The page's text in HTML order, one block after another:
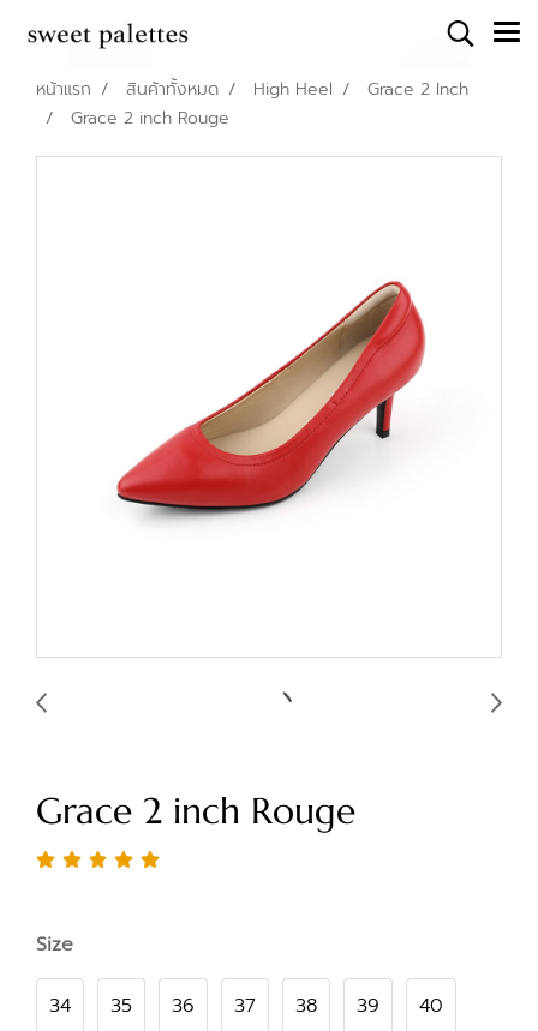
หน้าแรก สินค้าทั้งหมด High Heel
Grace 2 Inch
Grace 2 inch Rouge
Grace 2 inch Rouge
Size
34 35 36 37 38 39 40